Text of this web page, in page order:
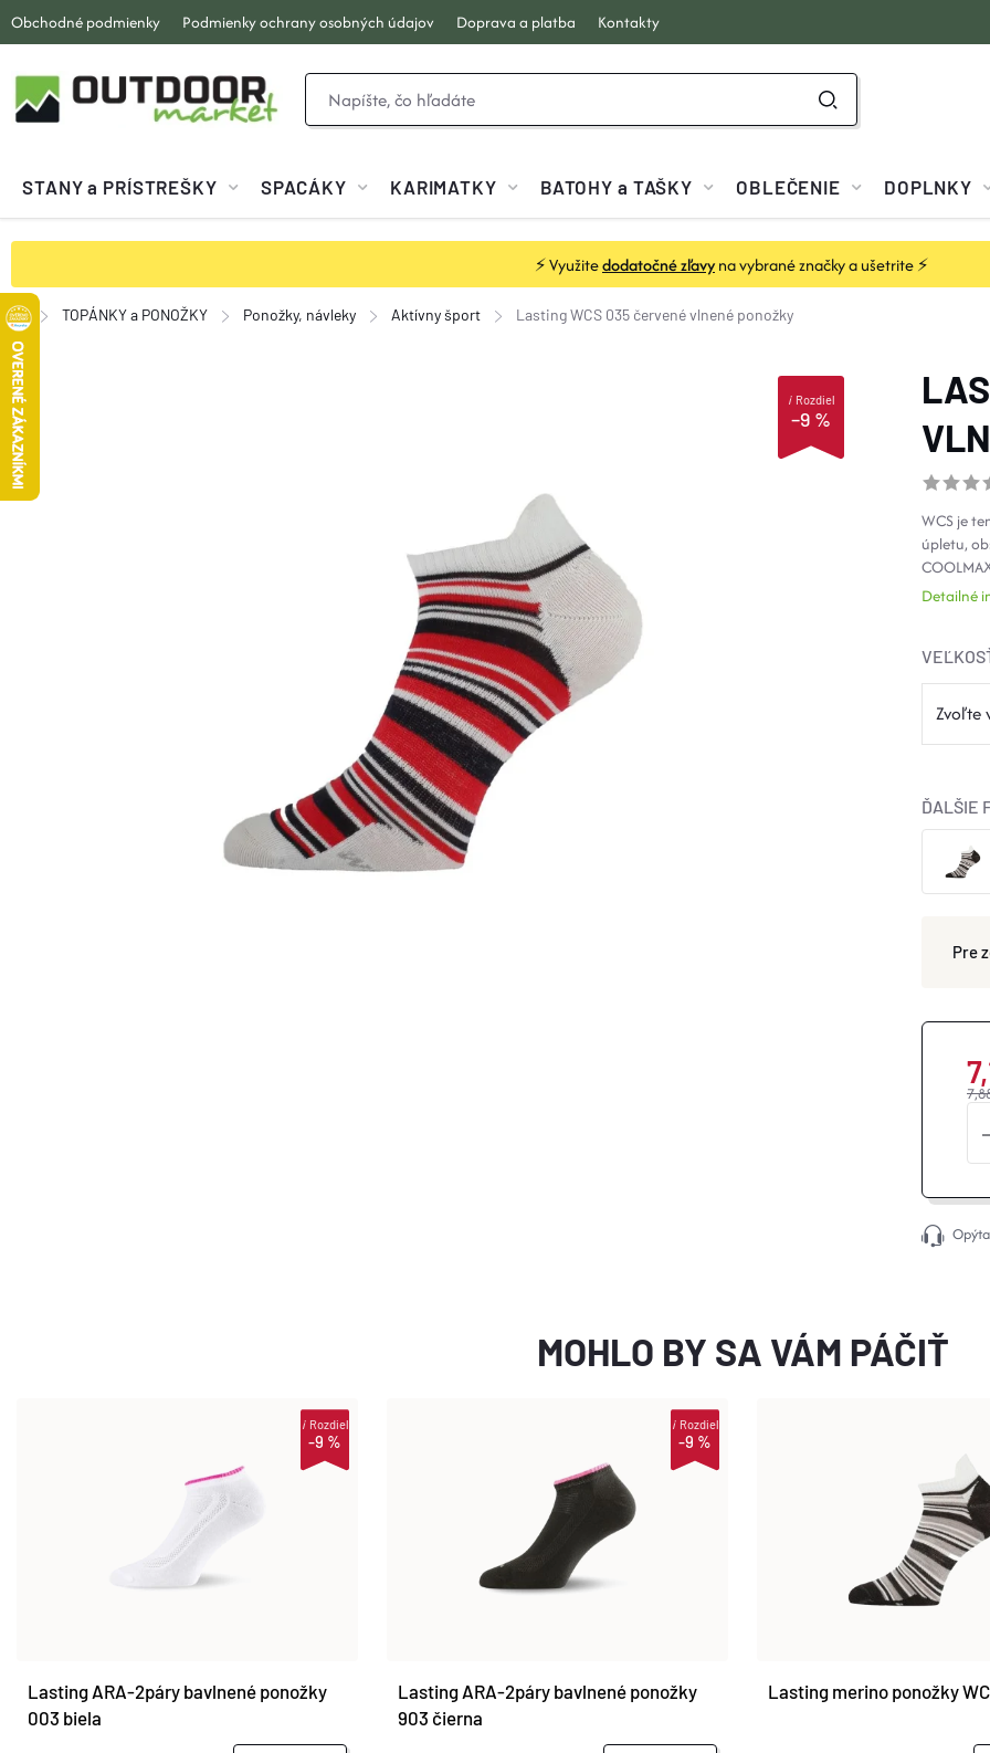
Prejsť
na
obsah
⚡ Využitedodatočné zľavyna vybrané značky a ušetrite ⚡
Obchodné podmienky Podmienky ochrany osobných údajov Doprava a platba Kontakty
STANY a PRÍSTREŠKY SPACÁKY KARIMATKY BATOHY a TAŠKY OBLEČENIE DOPLNKY
Domov
TOPÁNKY a PONOŽKY Ponožky, návleky Aktívny šport Lasting WCS 035 červené vlnené ponožky
–9 %
iRozdiel
WCS je
úpletu,
Detailné
ĎALŠIE
MOHLO BY SA VÁM PÁČIŤ
-9 %
iRozdiel
Lasting ARA-2páry bavlnené ponožky
003 biela
-9 %
iRozdiel
Lasting ARA-2páry bavlnené ponožky
903 čierna
Lasting merino ponožky